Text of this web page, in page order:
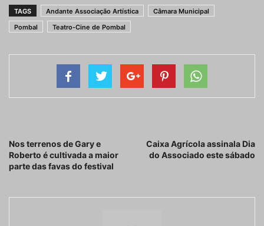
TAGS Andante Associação Artística
Câmara Municipal
Pombal
Teatro-Cine de Pombal
Nos terrenos de Gary e
Roberto é cultivada a maior
parte das favas do festival
Caixa Agrícola assinala Dia
do Associado este sábado